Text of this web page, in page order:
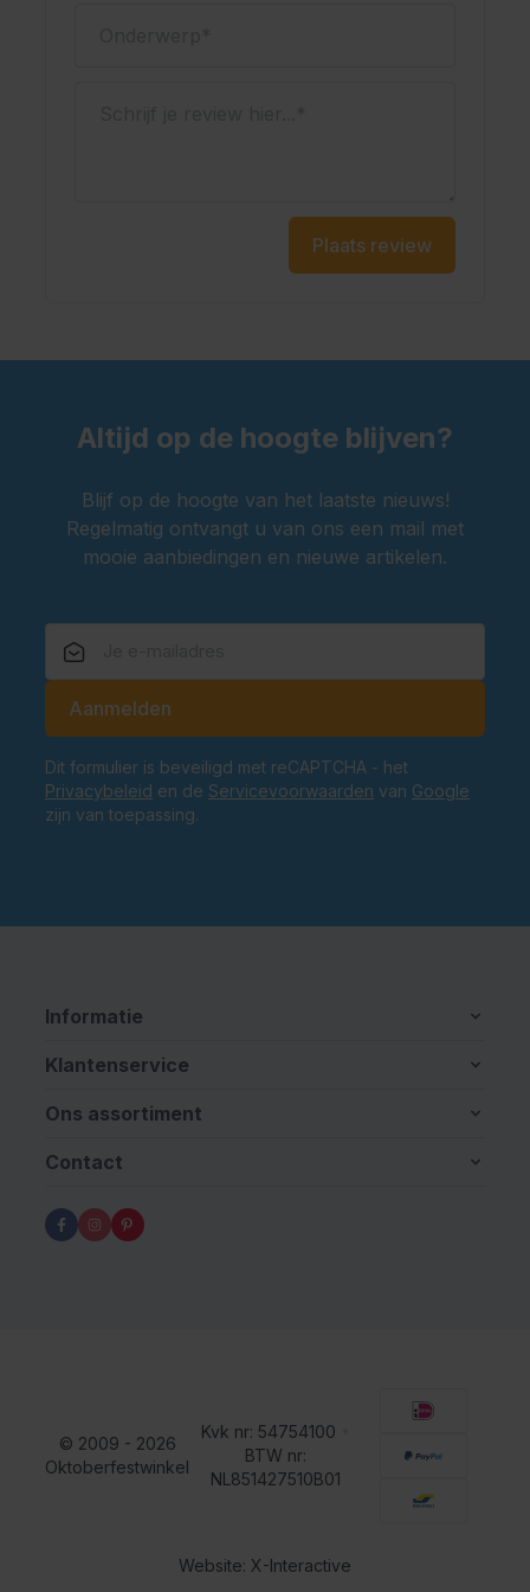
Plaats review
Altijd op de hoogte blijven?
Blijf op de hoogte van het laatste nieuws!
Regelmatig ontvangt u van ons een mail met
mooie aanbiedingen en nieuwe artikelen.
Aanmelden
Dit formulier is beveiligd met reCAPTCHA - het
Privacybeleid en de Servicevoorwaarden van Google
zijn van toepassing.
Informatie
Klantenservice
Ons assortiment
Contact
© 2009 - 2026
Oktoberfestwinkel
Kvk nr: 54754100
BTW nr:
NL851427510B01
Website: X-Interactive